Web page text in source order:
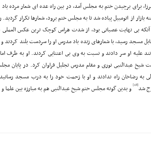
براى برچیدن ختم به مجلس آمد، در بین راه عده اى شعار مرده
بازار از اتومبیل پیاده شد تا به مجلس ختم برود، شعارها تکرار
بى نهایت عصبانى بود، از شدت هراس کوچک ترین عکس
مسجد رسید، با شعارهاى زنده باد مدرس او را سردست بلند کردند
علیه او سر دادند و نسبت به وى بى اعتنایى کردند. او به طرف
عبدالنبى نورى و مقام مدرس تجلیل فراوان کرد. در پایان
ولى به رضاخان راه ندادند و او با زحمت خود را به درب مسجد
شد[48] و بدین گونه مجلس ختم شیخ عبدالنبى هم به مبارزه بین علما